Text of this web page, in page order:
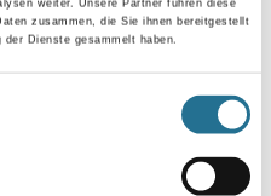
weiter. Unsere Partner führen diese
zusammen, die Sie ihnen bereitgestellt
Dienste gesammelt haben.